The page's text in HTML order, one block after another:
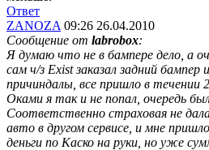
Ответ
ZANOZA 09:26 26.04.2010
Сообщение от labrobox:
Я думаю что не в бампере дело, а
сам ч/з Exist заказал задний бампер
причиндалы, все пришло в течении
Оками я так и не попал, очередь
Соответственно страховая не
авто в другом сервисе, и мне
деньги по Каско на руки, но уже